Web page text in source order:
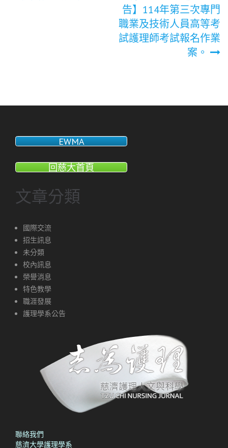
告】114年第三次專門
職業及技術人員高等考
試護理師考試報名作業
案。
EWMA
回慈大首頁
文章分類
國際交流
招生訊息
未分類
校內訊息
榮譽消息
特色教學
職涯發展
護理學系公告
聯絡我們
慈濟大學護理學系